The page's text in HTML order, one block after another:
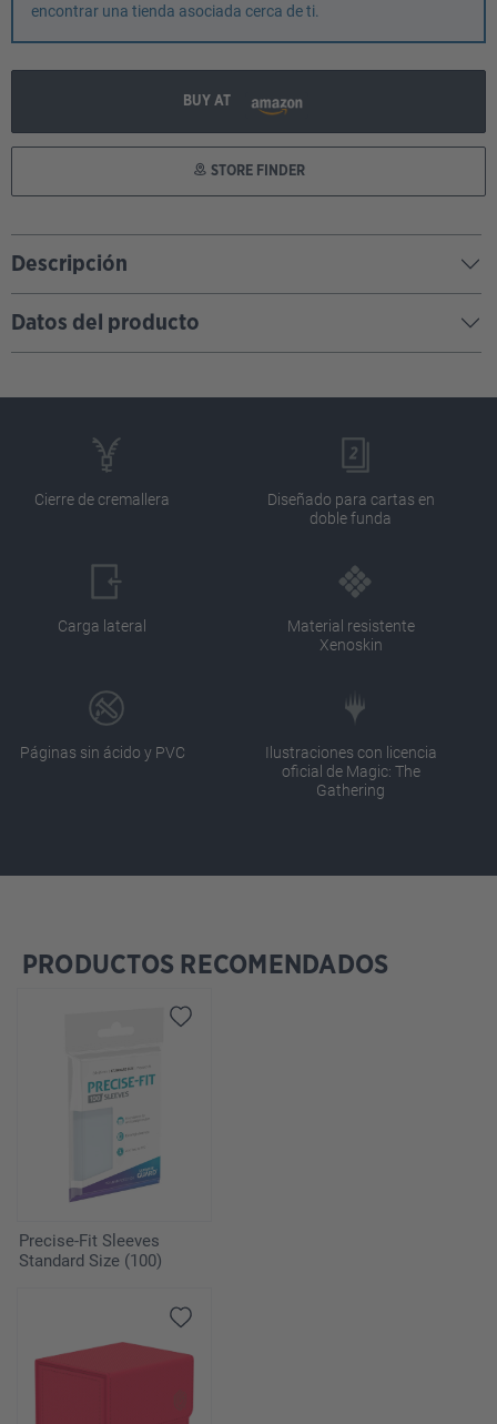
encontrar una tienda asociada cerca de ti.
BUY AT
STORE FINDER
Descripción
Datos del producto
Cierre de cremallera
Diseñado para cartas en
doble funda
Carga lateral
Material resistente
Xenoskin
Páginas sin ácido y PVC
Ilustraciones con licencia
oficial de Magic: The
Gathering
Omitir la galería de productos
PRODUCTOS RECOMENDADOS
Precise-Fit Sleeves
Standard Size (100)